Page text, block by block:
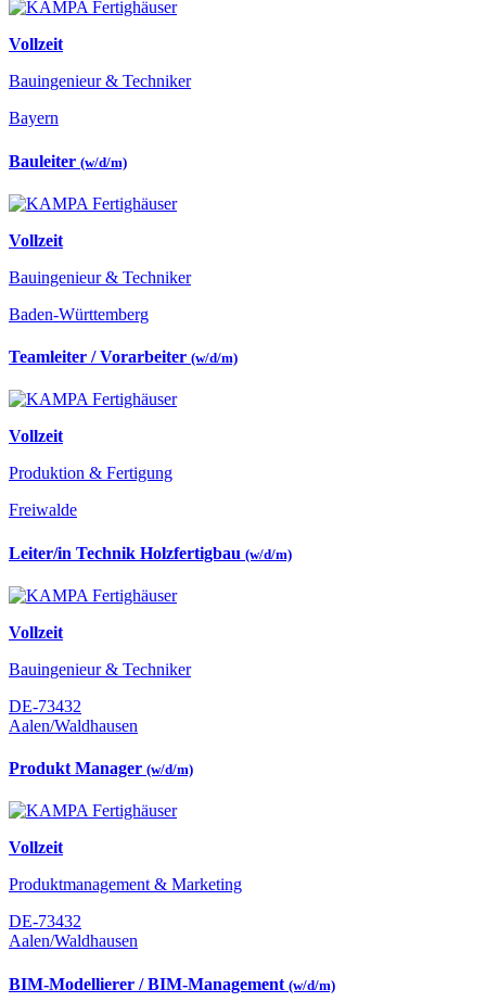
Vollzeit
Bauingenieur & Techniker
Bayern
Bauleiter (w/d/m)
Vollzeit
Bauingenieur & Techniker
Baden-Württemberg
Teamleiter / Vorarbeiter (w/d/m)
Vollzeit
Produktion & Fertigung
Freiwalde
Leiter/in Technik Holzfertigbau (w/d/m)
Vollzeit
Bauingenieur & Techniker
DE-73432
Aalen/Waldhausen
Produkt Manager (w/d/m)
Vollzeit
Produktmanagement & Marketing
DE-73432
Aalen/Waldhausen
BIM-Modellierer / BIM-Management (w/d/m)